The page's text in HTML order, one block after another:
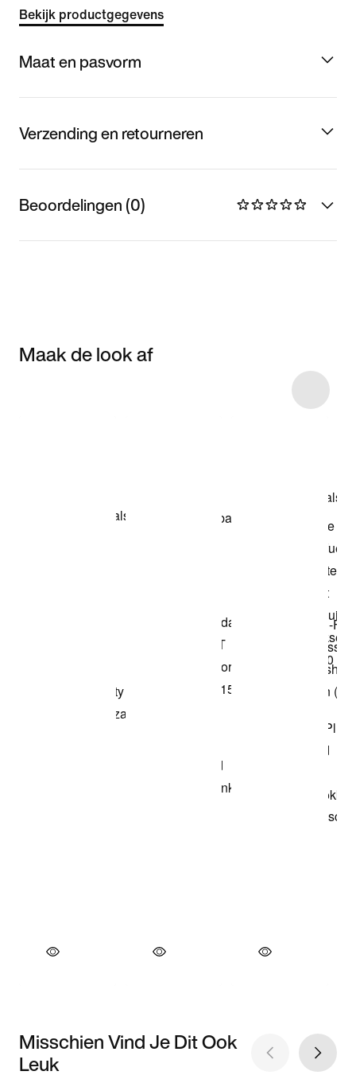
Bekijk productgegevens
Maat en pasvorm
Verzending en retourneren
Beoordelingen (0)
Maak de look af
Misschien Vind Je Dit Ook
Leuk